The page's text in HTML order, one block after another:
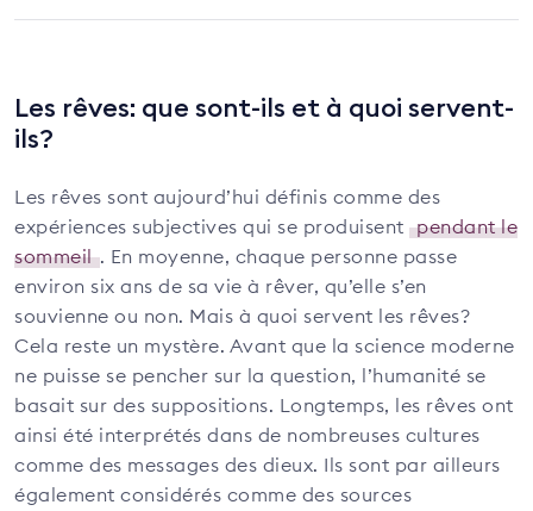
Les rêves: que sont-ils et à quoi servent-
ils?
Les rêves sont aujourd’hui définis comme des
expériences subjectives qui se produisent pendant le
sommeil . En moyenne, chaque personne passe
environ six ans de sa vie à rêver, qu’elle s’en
souvienne ou non. Mais à quoi servent les rêves?
Cela reste un mystère. Avant que la science moderne
ne puisse se pencher sur la question, l’humanité se
basait sur des suppositions. Longtemps, les rêves ont
ainsi été interprétés dans de nombreuses cultures
comme des messages des dieux. Ils sont par ailleurs
également considérés comme des sources